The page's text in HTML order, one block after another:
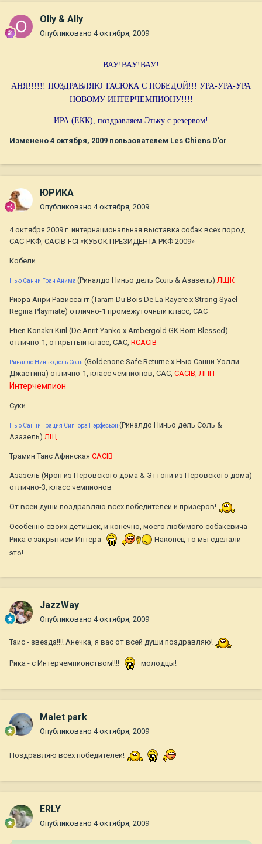
Olly & Ally
Опубликовано 4 октября, 2009
ВАУ!ВАУ!ВАУ!
АНЯ!!!!!! ПОЗДРАВЛЯЮ ТАСЮКА С ПОБЕДОЙ!!! УРА-УРА-УРА
НОВОМУ ИНТЕРЧЕМПИОНУ!!!!
ИРА (ЕКК), поздравляем Этьку с резервом!
Изменено 4 октября, 2009 пользователем Les Chiens D'or
ЮРИКА
Опубликовано 4 октября, 2009
4 октября 2009 г. интернациональная выставка собак всех пород
САС-РКФ, CACIB-FCI «КУБОК ПРЕЗИДЕНТА РКФ 2009»
Кобели
Нью Санни Гран Анима (Риналдо Ниньо дель Соль & Азазель)ЛЩК
Риэра Анри Рависсант (Taram Du Bois De La Rayere x Strong Syael
Regina Playmate) отлично-1 промежуточный класс, САС
Etien Konakri Kiril (De Anrit Yanko x Ambergold GK Born Blessed)
отлично-1, открытый класс, САС, RCACIB
Риналдо Нинью дель Соль (Goldenone Safe Returne x Нью Санни Уолли
Джастина) отлично-1, класс чемпионов, CAC, CACIB, ЛПП
Интерчемпион
Суки
Нью Санни Грация Сигнора Пэрфесьон (Риналдо Ниньо дель Соль &
Азазель)ЛЩ
Трамин Таис Афинская CACIB
Азазель (Ярон из Перовского дома & Эттони из Перовского дома)
отлично-3, класс чемпионов
От всей души поздравляю всех победителей и призеров!
Особенно своих детишек, и конечно, моего любимого собакевича
Рика с закрытием Интера
Наконец-то мы сделали
это!
JazzWay
Опубликовано 4 октября, 2009
Таис - звезда!!!! Анечка, я вас от всей души поздравляю!
Рика - с Интерчемпионством!!!! молодцы!
Malet park
Опубликовано 4 октября, 2009
Поздравляю всех победителей!
ERLY
Опубликовано 4 октября, 2009